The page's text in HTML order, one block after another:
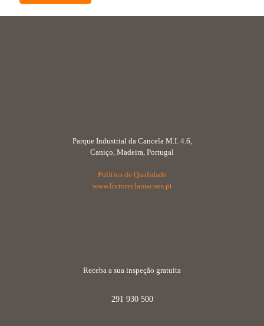
Parque Industrial da Cancela M.I. 4.6,
Caniço, Madeira, Portugal
Política de Qualidade
www.livroreclamacoes.pt
Receba a sua inspeção gratuita
291 930 500